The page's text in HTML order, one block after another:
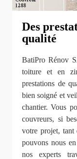
Des
qualité
BatiPro Rénov
toiture et en
prestations de
bien soigné et
chantier. Vous
couvreurs, si
votre projet, tant
pouvons nous
nos experts